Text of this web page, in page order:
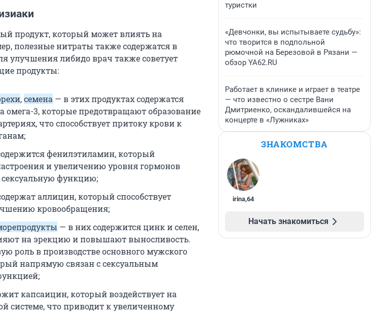
продукт, который может влиять на
полезные нитраты также содержатся в
улучшения либидо врач также советует
продукты:
,семена — в этих продуктах содержатся
3, которые предотвращают образование
что способствует притоку крови к
фенилэтиламин, который
и увеличению уровня гормонов
функцию;
аллицин, который способствует
кровообращения;
— в них содержится цинк и селен,
на эрекцию и повышают выносливость.
роль в производстве основного мужского
напрямую связан с сексуальным
капсаицин, который воздействует на
системе, что приводит к увеличенному
туристки
«Девчонки, вы испытываете судьбу»:
что творится в подпольной
рюмочной на Березовой в Рязани —
обзор YA62.RU
Работает в клинике и играет в театре
— что известно о сестре Вани
Дмитриенко, оскандалившейся на
концерте в «Лужниках»
ЗНАКОМСТВА
irina,64
Начать знакомиться